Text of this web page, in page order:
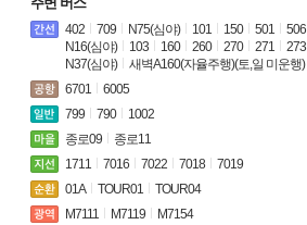
402 709 N75(심야) 101 150 501 506
N16(심야)
103 160 260 270 271 273
N37(심야)
새벽A160(자율주행)(토,일 미운행)
6701
6005
799
790
1002
종로09
종로11
1711
7016 7022 7018
7019
01A
TOUR01
TOUR04
M7111
M7119
M7154